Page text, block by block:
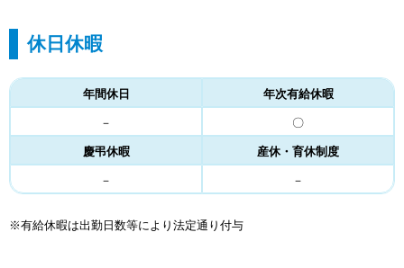
休日休暇
年間休日 年次有給休暇
－ 〇
慶弔休暇 産休・育休制度
－ －
※有給休暇は出勤日数等により法定通り付与